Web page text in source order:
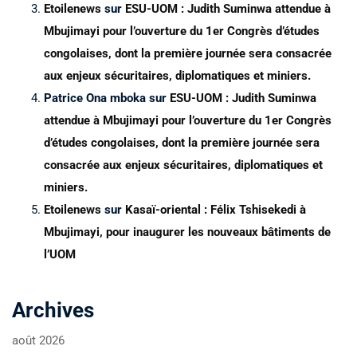
Etoilenews sur ESU-UOM : Judith Suminwa attendue à
Mbujimayi pour l’ouverture du 1er Congrès d’études
congolaises, dont la première journée sera consacrée
aux enjeux sécuritaires, diplomatiques et miniers.
Patrice Ona mboka sur ESU-UOM : Judith Suminwa
attendue à Mbujimayi pour l’ouverture du 1er Congrès
d’études congolaises, dont la première journée sera
consacrée aux enjeux sécuritaires, diplomatiques et
miniers.
Etoilenews sur Kasaï-oriental : Félix Tshisekedi à
Mbujimayi, pour inaugurer les nouveaux bâtiments de
l’UOM
Archives
août 2026